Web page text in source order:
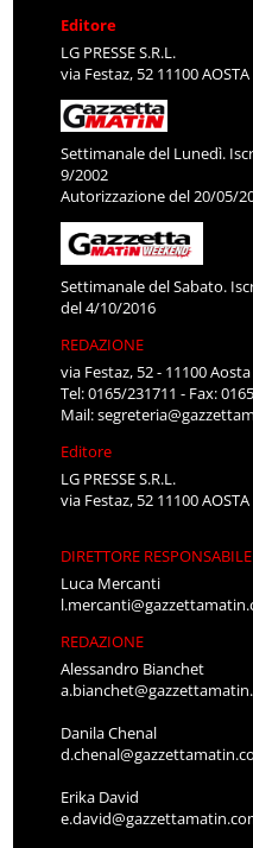
Editore
LG PRESSE S.R.L.
via Festaz, 52 11100 AOSTA
Settimanale del Lunedì.
9/2002
Autorizzazione del 20/05/
Settimanale del Sabato.
del 4/10/2016
REDAZIONE
via Festaz, 52 - 11100 Aosta
Tel: 0165/231711 - Fax:
Mail:
Editore
LG PRESSE S.R.L.
via Festaz, 52 11100 AOSTA
DIRETTORE RESPONSABILE
Luca Mercanti
REDAZIONE
Alessandro Bianchet
Danila Chenal
Erika David